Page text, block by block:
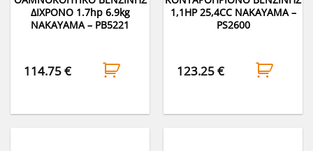
ΔΙΧΡΟΝΟ 1.7hp 6.9kg
NAKAYAMA – PB5221
114.75€
1,1HP 25,4CC NAKAYAMA –
PS2600
123.25€